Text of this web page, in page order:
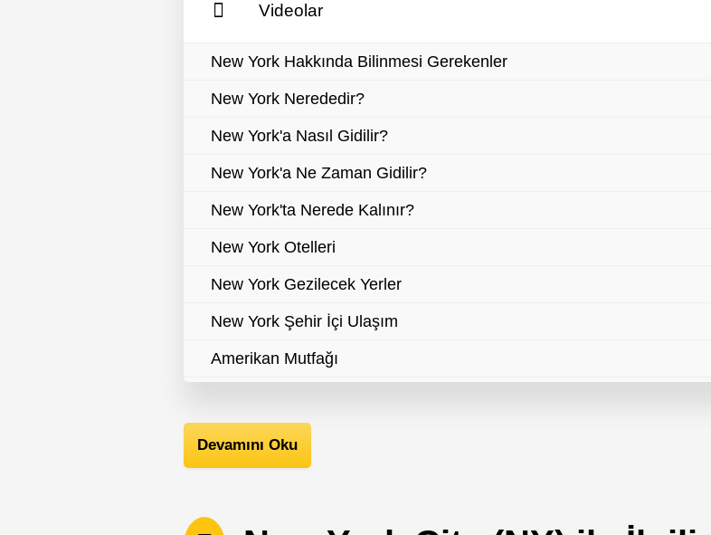
Videolar
New York Hakkında Bilinmesi Gerekenler
New York Nerededir?
New York'a Nasıl Gidilir?
New York'a Ne Zaman Gidilir?
New York'ta Nerede Kalınır?
New York Otelleri
New York Gezilecek Yerler
New York Şehir İçi Ulaşım
Amerikan Mutfağı
New York Gece Hayatı
New York Festivaller
Devamını Oku